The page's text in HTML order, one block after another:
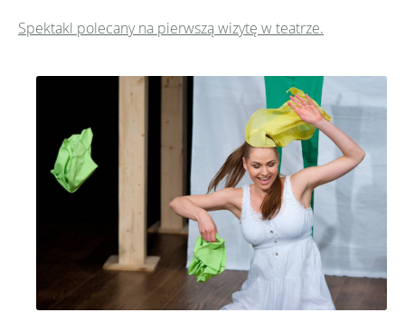
Spektakl polecany na pierwszą wizytę w teatrze.